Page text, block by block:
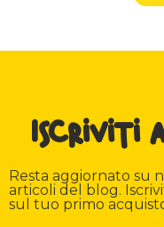
Iscriviti
Resta aggiornato su
articoli del blog.
sul tuo primo